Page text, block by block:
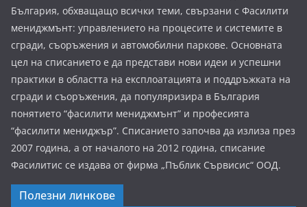
България, обхващащо всички теми, свързани с Фасилити
мениджмънт: управлението на процесите и системите в
сгради, съоръжения и автомобилни паркове. Основната
цел на списанието е да представи нови идеи и успешни
практики в областта на експлоатацията и поддръжката на
сгради и съоръжения, да популяризира в България
понятието “фасилити мениджмънт” и професията
“фасилити мениджър”. Списанието започва да излиза през
2007 година, а от началото на 2012 година, списание
Фасилитис се издава от фирма „Пъблик Сървисис“ ООД.
Полезни линкове